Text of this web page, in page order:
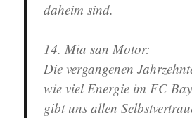
daheim sind.
14. Mia san Motor:
Die vergangenen
wie viel Energie im FC
gibt uns allen